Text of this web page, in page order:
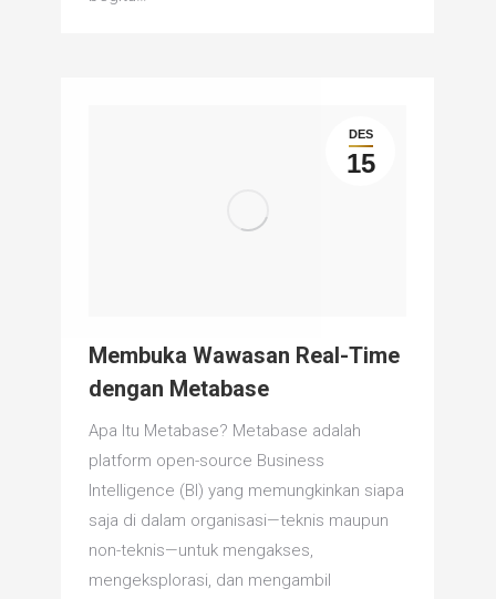
DES
15
Membuka Wawasan Real-Time
dengan Metabase
Apa Itu Metabase? Metabase adalah
platform open-source Business
Intelligence (BI) yang memungkinkan siapa
saja di dalam organisasi—teknis maupun
non-teknis—untuk mengakses,
mengeksplorasi, dan mengambil